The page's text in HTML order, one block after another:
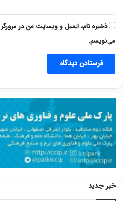
ذخیره نام، ایمیل و وبسایت من در
می‌نویسم.
خبر جدید